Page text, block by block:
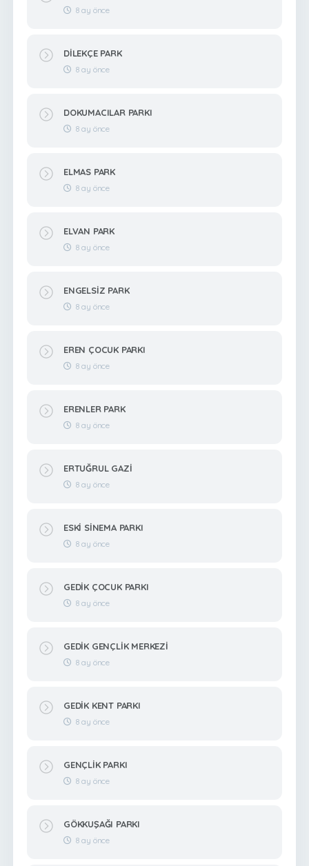
8 ay önce
DİLEKÇE PARK
8 ay önce
DOKUMACILAR PARKI
8 ay önce
ELMAS PARK
8 ay önce
ELVAN PARK
8 ay önce
ENGELSİZ PARK
8 ay önce
EREN ÇOCUK PARKI
8 ay önce
ERENLER PARK
8 ay önce
ERTUĞRUL GAZİ
8 ay önce
ESKİ SİNEMA PARKI
8 ay önce
GEDİK ÇOCUK PARKI
8 ay önce
GEDİK GENÇLİK MERKEZİ
8 ay önce
GEDİK KENT PARKI
8 ay önce
GENÇLİK PARKI
8 ay önce
GÖKKUŞAĞI PARKI
8 ay önce